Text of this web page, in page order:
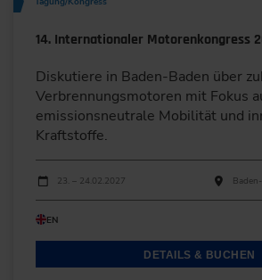
14. Internationaler Motorenkongress
Diskutiere in Baden-Baden über
Verbrennungsmotoren mit Fokus
emissionsneutrale Mobilität und
Kraftstoffe.
Durchführungen
Veranstaltungsdatum
23. – 24.02.2027
EN
DETAILS & BUCHEN